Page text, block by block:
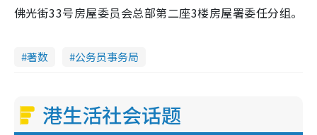
佛光街33号房屋委员会总部第二座3楼房屋署委任分组。
著数 公务员事务局
港生活社会话题